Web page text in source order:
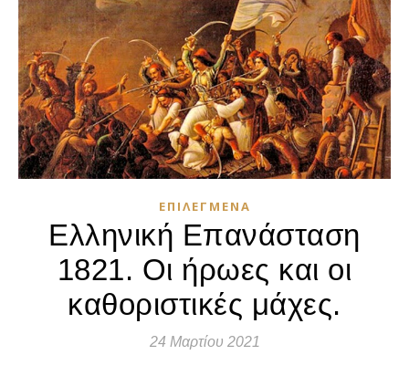
ΕΠΙΛΕΓΜΈΝΑ
Ελληνική Επανάσταση
1821. Οι ήρωες και οι
καθοριστικές μάχες.
24 Μαρτίου 2021